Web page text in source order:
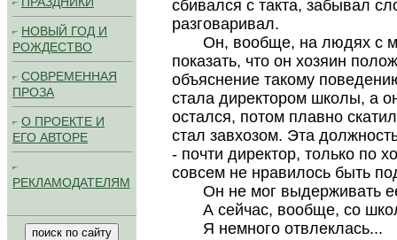
НОВЫЙ ГОД И
РОЖДЕСТВО
СОВРЕМЕННАЯ
ПРОЗА
О ПРОЕКТЕ И
ЕГО АВТОРЕ
РЕКЛАМОДАТЕЛЯМ
сбивался с такта, забывал
разговаривал.
Он, вообще, на людях с
показать, что он хозяин
объяснение такому
стала директором школы, а
остался, потом плавно
стал завхозом. Эта
- почти директор, только по
совсем не нравилось быть
Он не мог выдерживать ее
А сейчас, вообще, со
Я немного отвлеклась...